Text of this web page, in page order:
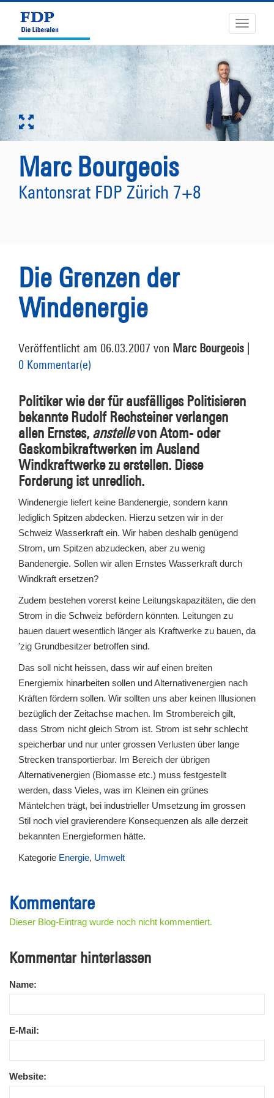
Toggle
Marc Bourgeois
Kantonsrat FDP Zürich 7+8
Die Grenzen der
Windenergie
Veröffentlicht am 06.03.2007 von Marc Bourgeois
0 Kommentar(e)
Politiker wie der für ausfälliges Politisieren
bekannte Rudolf Rechsteiner verlangen
allen Ernstes, anstellevon Atom- oder
Gaskombikraftwerken im Ausland
Windkraftwerke zu erstellen. Diese
Forderung ist unredlich.
Windenergie liefert keine Bandenergie, sondern kann
lediglich Spitzen abdecken. Hierzu setzen wir in der
Schweiz Wasserkraft ein. Wir haben deshalb genügend
Strom, um Spitzen abzudecken, aber zu wenig
Bandenergie. Sollen wir allen Ernstes Wasserkraft durch
Windkraft ersetzen?
Zudem bestehen vorerst keine Leitungskapazitäten, die den
Strom in die Schweiz befördern könnten. Leitungen zu
bauen dauert wesentlich länger als Kraftwerke zu bauen, da
'zig Grundbesitzer betroffen sind.
Das soll nicht heissen, dass wir auf einen breiten
Energiemix hinarbeiten sollen und Alternativenergien nach
Kräften fördern sollen. Wir sollten uns aber keinen Illusionen
bezüglich der Zeitachse machen. Im Strombereich gilt,
dass Strom nicht gleich Strom ist. Strom ist sehr schlecht
speicherbar und nur unter grossen Verlusten über lange
Strecken transportierbar. Im Bereich der übrigen
Alternativenergien (Biomasse etc.) muss festgestellt
werden, dass Vieles, was im Kleinen ein grünes
Mäntelchen trägt, bei industrieller Umsetzung im grossen
Stil noch viel gravierendere Konsequenzen als alle derzeit
bekannten Energieformen hätte.
Kategorie Energie, Umwelt
Kommentare
Dieser Blog-Eintrag wurde noch nicht kommentiert.
Kommentar hinterlassen
Name:
E-Mail:
Website: